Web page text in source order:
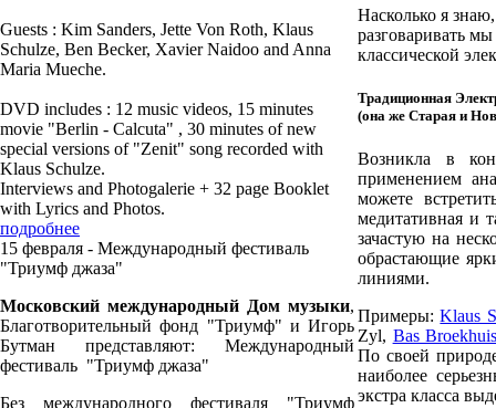
Guests : Kim Sanders, Jette Von Roth, Klaus
Schulze, Ben Becker, Xavier Naidoo and Anna
Maria Mueche.
DVD includes : 12 music videos, 15 minutes
movie "Berlin - Calcuta" , 30 minutes of new
special versions of "Zenit" song recorded with
Klaus Schulze.
Interviews and Photogalerie + 32 page Booklet
with Lyrics and Photos.
подробнее
15 февраля - Международный фестиваль
"Триумф джаза"
Московский международный Дом музыки,
Благотворительный фонд "Триумф" и Игорь
Бутман представляют: Международный
фестиваль "Триумф джаза"
Без международного фестиваля "Триумф
Насколько я
разговаривать
классической
Традиционная
(она же Старая и
Возникла в
применением
можете
медитативная и
зачастую на
обрастающие
линиями.
Примеры:Klaus
Zyl, Bas
По своей
наиболее
экстра класса